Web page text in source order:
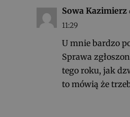
Sowa Kazimierz
11:29
U mnie bardzo
Sprawa
tego roku, jak
to mówią że